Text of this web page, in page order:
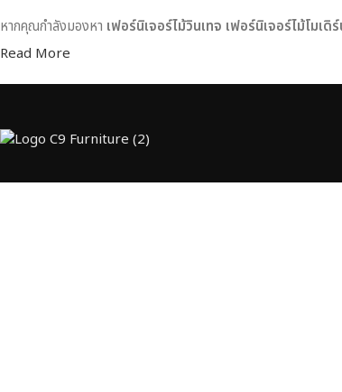
หากคุณกำลังมองหา เฟอร์นิเจอร์ไม้วินเทจ เฟอร์นิเจอร์ไม้โมเ
Read More